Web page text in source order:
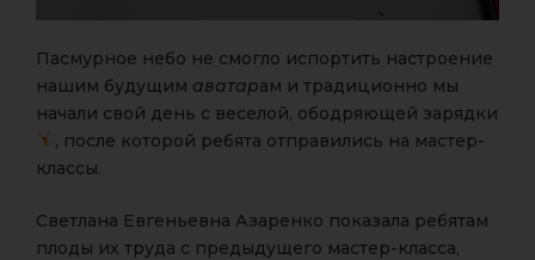
Пасмурное небо не смогло испортить настроение
нашим будущим аватарам и традиционно мы
начали свой день с веселой, ободряющей зарядки
, после которой ребята отправились на мастер-
классы.
Светлана Евгеньевна Азаренко показала ребятам
плоды их труда с предыдущего мастер-класса,